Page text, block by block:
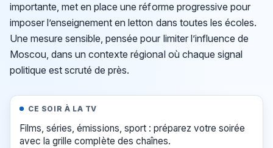
importante, met en place une réforme progressive pour
imposer l’enseignement en letton dans toutes les écoles.
Une mesure sensible, pensée pour limiter l’influence de
Moscou, dans un contexte régional où chaque signal
politique est scruté de près.
CE SOIR À LA TV
Films, séries, émissions, sport : préparez votre soirée
avec la grille complète des chaînes.